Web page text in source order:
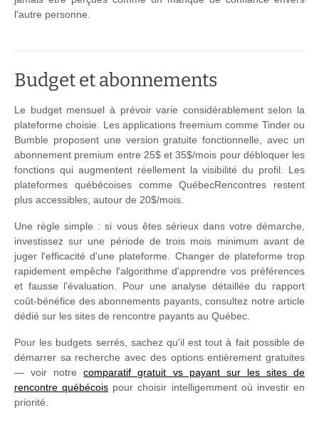
l'autre personne.
Budget et abonnements
Le budget mensuel à prévoir varie considérablement selon la
plateforme choisie. Les applications freemium comme Tinder ou
Bumble proposent une version gratuite fonctionnelle, avec un
abonnement premium entre 25$ et 35$/mois pour débloquer les
fonctions qui augmentent réellement la visibilité du profil. Les
plateformes québécoises comme QuébecRencontres restent
plus accessibles, autour de 20$/mois.
Une règle simple : si vous êtes sérieux dans votre démarche,
investissez sur une période de trois mois minimum avant de
juger l'efficacité d'une plateforme. Changer de plateforme trop
rapidement empêche l'algorithme d'apprendre vos préférences
et fausse l'évaluation. Pour une analyse détaillée du rapport
coût-bénéfice des abonnements payants, consultez notre article
dédié sur les sites de rencontre payants au Québec.
Pour les budgets serrés, sachez qu'il est tout à fait possible de
démarrer sa recherche avec des options entièrement gratuites
— voir notrecomparatif gratuit vs payant sur les sites de
rencontre québécois pour choisir intelligemment où investir en
priorité.